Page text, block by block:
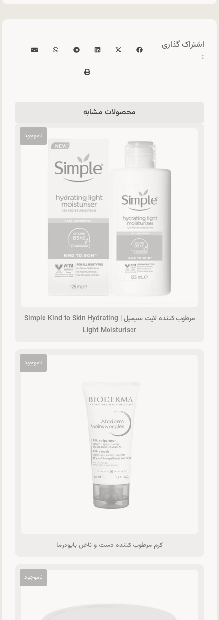
اشتراک گذاری
:
محصولات مشابه
مرطوب‌ کننده لایت سیمپل | Simple Kind to Skin Hydrating
Light Moisturiser
کرم مرطوب کننده دست و ناخن بایودرما